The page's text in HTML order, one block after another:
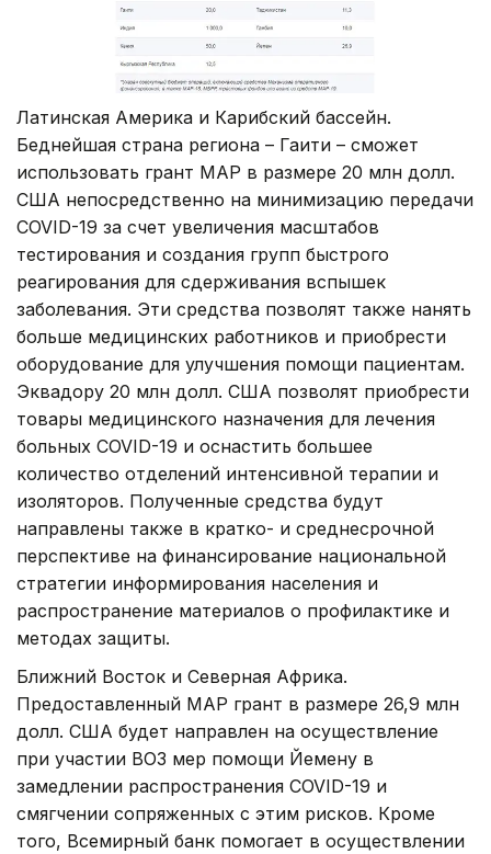
Латинская Америка и Карибский бассейн.
Беднейшая страна региона – Гаити – сможет
использовать грант МАР в размере 20 млн долл.
США непосредственно на минимизацию передачи
COVID-19 за счет увеличения масштабов
тестирования и создания групп быстрого
реагирования для сдерживания вспышек
заболевания. Эти средства позволят также нанять
больше медицинских работников и приобрести
оборудование для улучшения помощи пациентам.
Эквадору 20 млн долл. США позволят приобрести
товары медицинского назначения для лечения
больных COVID-19 и оснастить большее
количество отделений интенсивной терапии и
изоляторов. Полученные средства будут
направлены также в кратко- и среднесрочной
перспективе на финансирование национальной
стратегии информирования населения и
распространение материалов о профилактике и
методах защиты.
Ближний Восток и Северная Африка.
Предоставленный МАР грант в размере 26,9 млн
долл. США будет направлен на осуществление
при участии ВОЗ мер помощи Йемену в
замедлении распространения COVID-19 и
смягчении сопряженных с этим рисков. Кроме
того, Всемирный банк помогает в осуществлении